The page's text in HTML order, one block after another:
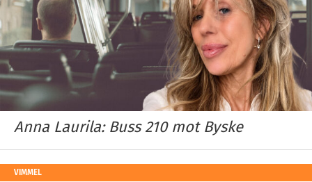
Anna Laurila: Buss 210 mot Byske
VIMMEL